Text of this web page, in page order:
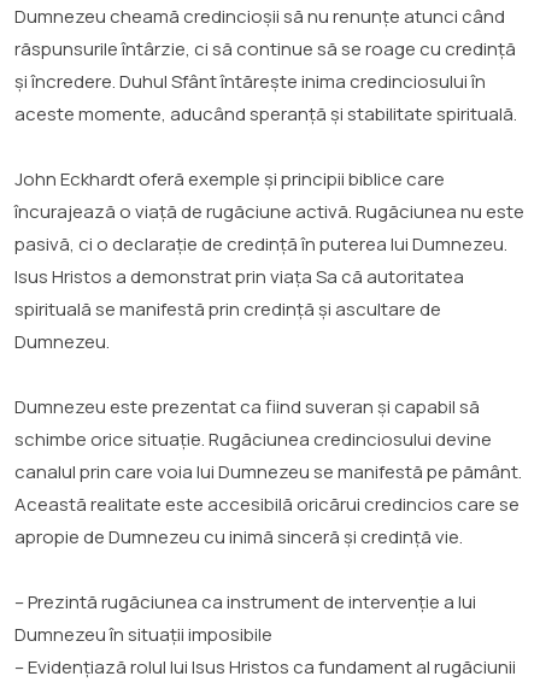
Dumnezeu cheamă credincioșii să nu renunțe atunci când
răspunsurile întârzie, ci să continue să se roage cu credință
și încredere. Duhul Sfânt întărește inima credinciosului în
aceste momente, aducând speranță și stabilitate spirituală.
John Eckhardt oferă exemple și principii biblice care
încurajează o viață de rugăciune activă. Rugăciunea nu este
pasivă, ci o declarație de credință în puterea lui Dumnezeu.
Isus Hristos a demonstrat prin viața Sa că autoritatea
spirituală se manifestă prin credință și ascultare de
Dumnezeu.
Dumnezeu este prezentat ca fiind suveran și capabil să
schimbe orice situație. Rugăciunea credinciosului devine
canalul prin care voia lui Dumnezeu se manifestă pe pământ.
Această realitate este accesibilă oricărui credincios care se
apropie de Dumnezeu cu inimă sinceră și credință vie.
– Prezintă rugăciunea ca instrument de intervenție a lui
Dumnezeu în situații imposibile
– Evidențiază rolul lui Isus Hristos ca fundament al rugăciunii